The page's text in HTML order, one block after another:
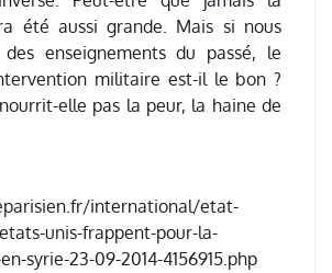
été aussi grande. Mais si nous
enseignements du passé, le
militaire est-il le bon ?
elle pas la peur, la haine de
international/etat-
unis-frappent-pour-la-
syrie-23-09-2014-4156915.php